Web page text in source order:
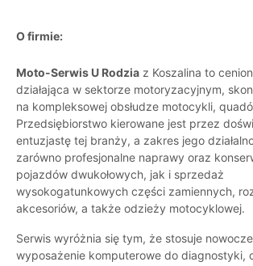
O firmie:
Moto-Serwis U Rodzia z Koszalina to
działająca w sektorze motoryzacyjnym,
na kompleksowej obsłudze motocykli,
Przedsiębiorstwo kierowane jest przez
entuzjastę tej branży, a zakres jego
zarówno profesjonalne naprawy oraz
pojazdów dwukołowych, jak i sprzedaż
wysokogatunkowych części zamiennych,
akcesoriów, a także odzieży motocyklowej.
Serwis wyróżnia się tym, że stosuje
wyposażenie komputerowe do diagnostyki,